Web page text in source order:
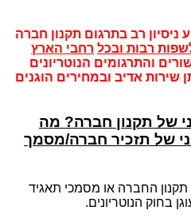
ניסיון רב בתרגום תקנון חברה
רבות ובכל רחבי הארץ
והתרגומים הנוטריונים
שירות אדיב ובמחירים הוגנים
של תקנון חברה? מה
של תזכיר חברה/מסמך
תקנון החברה או מסמכי תאגיד
בחוק הנוטריונים.